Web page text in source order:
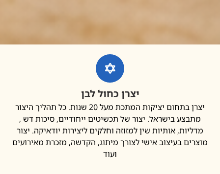
יצרן כחול לבן
יצרן בתחום יציקות המתכת מעל 20 שנות. כל תהליך היצור
בישראל. יצור של תכשיטים ייחודיים, סיכות דש ,
אותיות שין למזוזה וחלקים ליצירות יודאיקה. יצור
בעיצוב אישי לצורך מיתוג, הקדשה, מזכרת מאירועים